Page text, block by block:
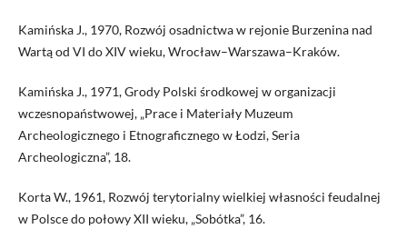
Kamińska J., 1970, Rozwój osadnictwa w rejonie Burzenina nad
Wartą od VI do XIV wieku, Wrocław–Warszawa–Kraków.
Kamińska J., 1971, Grody Polski środkowej w organizacji
wczesnopaństwowej, „Prace i Materiały Muzeum
Archeologicznego i Etnograficznego w Łodzi, Seria
Archeologiczna”, 18.
Korta W., 1961, Rozwój terytorialny wielkiej własności feudalnej
w Polsce do połowy XII wieku, „Sobótka”, 16.